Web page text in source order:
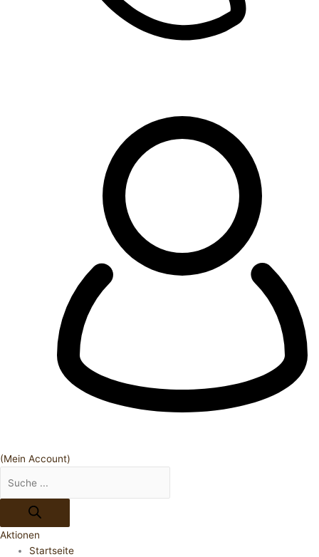
(Mein Account)
Aktionen
Startseite